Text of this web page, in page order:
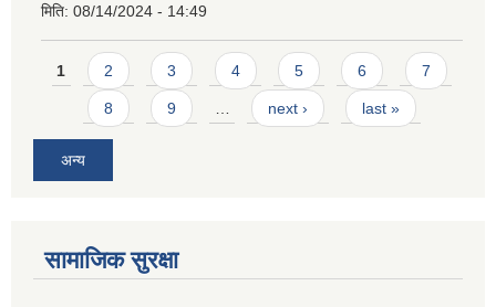
मिति: 08/14/2024 - 14:49
Pages
1 2 3 4 5 6 7
8 9 … next › last »
अन्य
सामाजिक सुरक्षा